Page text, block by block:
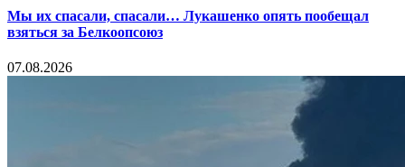
Мы их спасали, спасали… Лукашенко опять пообещал
взяться за Белкоопсоюз
07.08.2026